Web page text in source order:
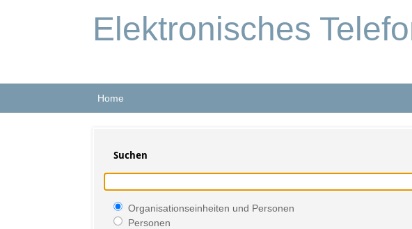
Elektronisches
Home
Suchen
Organisationseinheiten und Personen
Personen